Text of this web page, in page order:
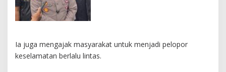
Ia juga mengajak masyarakat untuk menjadi pelopor
keselamatan berlalu lintas.